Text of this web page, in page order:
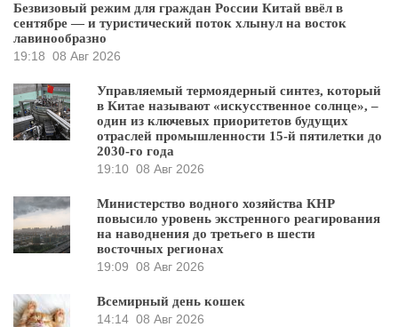
Безвизовый режим для граждан России Китай ввёл в
сентябре — и туристический поток хлынул на восток
лавинообразно
19:18 08 Авг 2026
Управляемый термоядерный синтез, который
в Китае называют «искусственное солнце», –
один из ключевых приоритетов будущих
отраслей промышленности 15-й пятилетки до
2030-го года
19:10 08 Авг 2026
Министерство водного хозяйства КНР
повысило уровень экстренного реагирования
на наводнения до третьего в шести
восточных регионах
19:09 08 Авг 2026
Всемирный день кошек
14:14 08 Авг 2026